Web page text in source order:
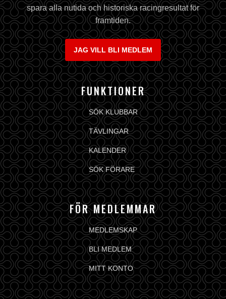
spara alla nutida och historiska racingresultat för
framtiden.
JAG VILL BLI MEDLEM
FUNKTIONER
SÖK KLUBBAR
TÄVLINGAR
KALENDER
SÖK FÖRARE
FÖR MEDLEMMAR
MEDLEMSKAP
BLI MEDLEM
MITT KONTO